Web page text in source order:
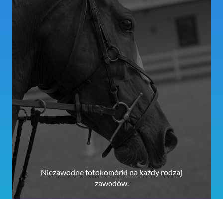
Niezawodne fotokomórki na każdy rodzaj
zawodów.